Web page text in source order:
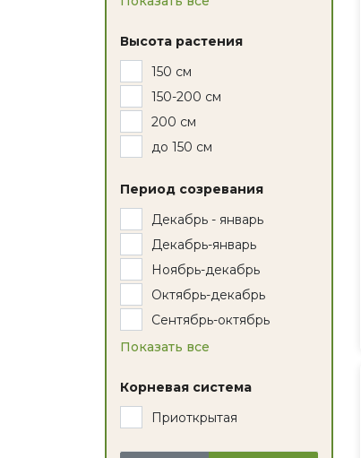
Высота растения
150 см
150-200 см
200 см
до 150 см
Период созревания
Декабрь - январь
Декабрь-январь
Ноябрь-декабрь
Октябрь-декабрь
Сентябрь-октябрь
Показать все
Корневая система
Приоткрытая